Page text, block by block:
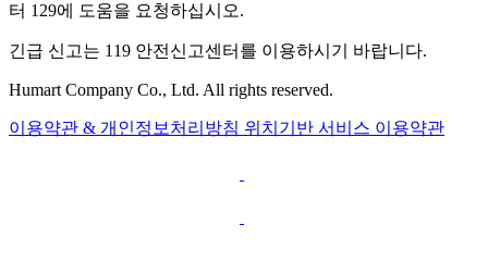
터 129에 도움을 요청하십시오.
긴급 신고는 119 안전신고센터를 이용하시기 바랍니다.
Humart Company Co., Ltd. All rights reserved.
이용약관 & 개인정보처리방침 위치기반 서비스 이용약관